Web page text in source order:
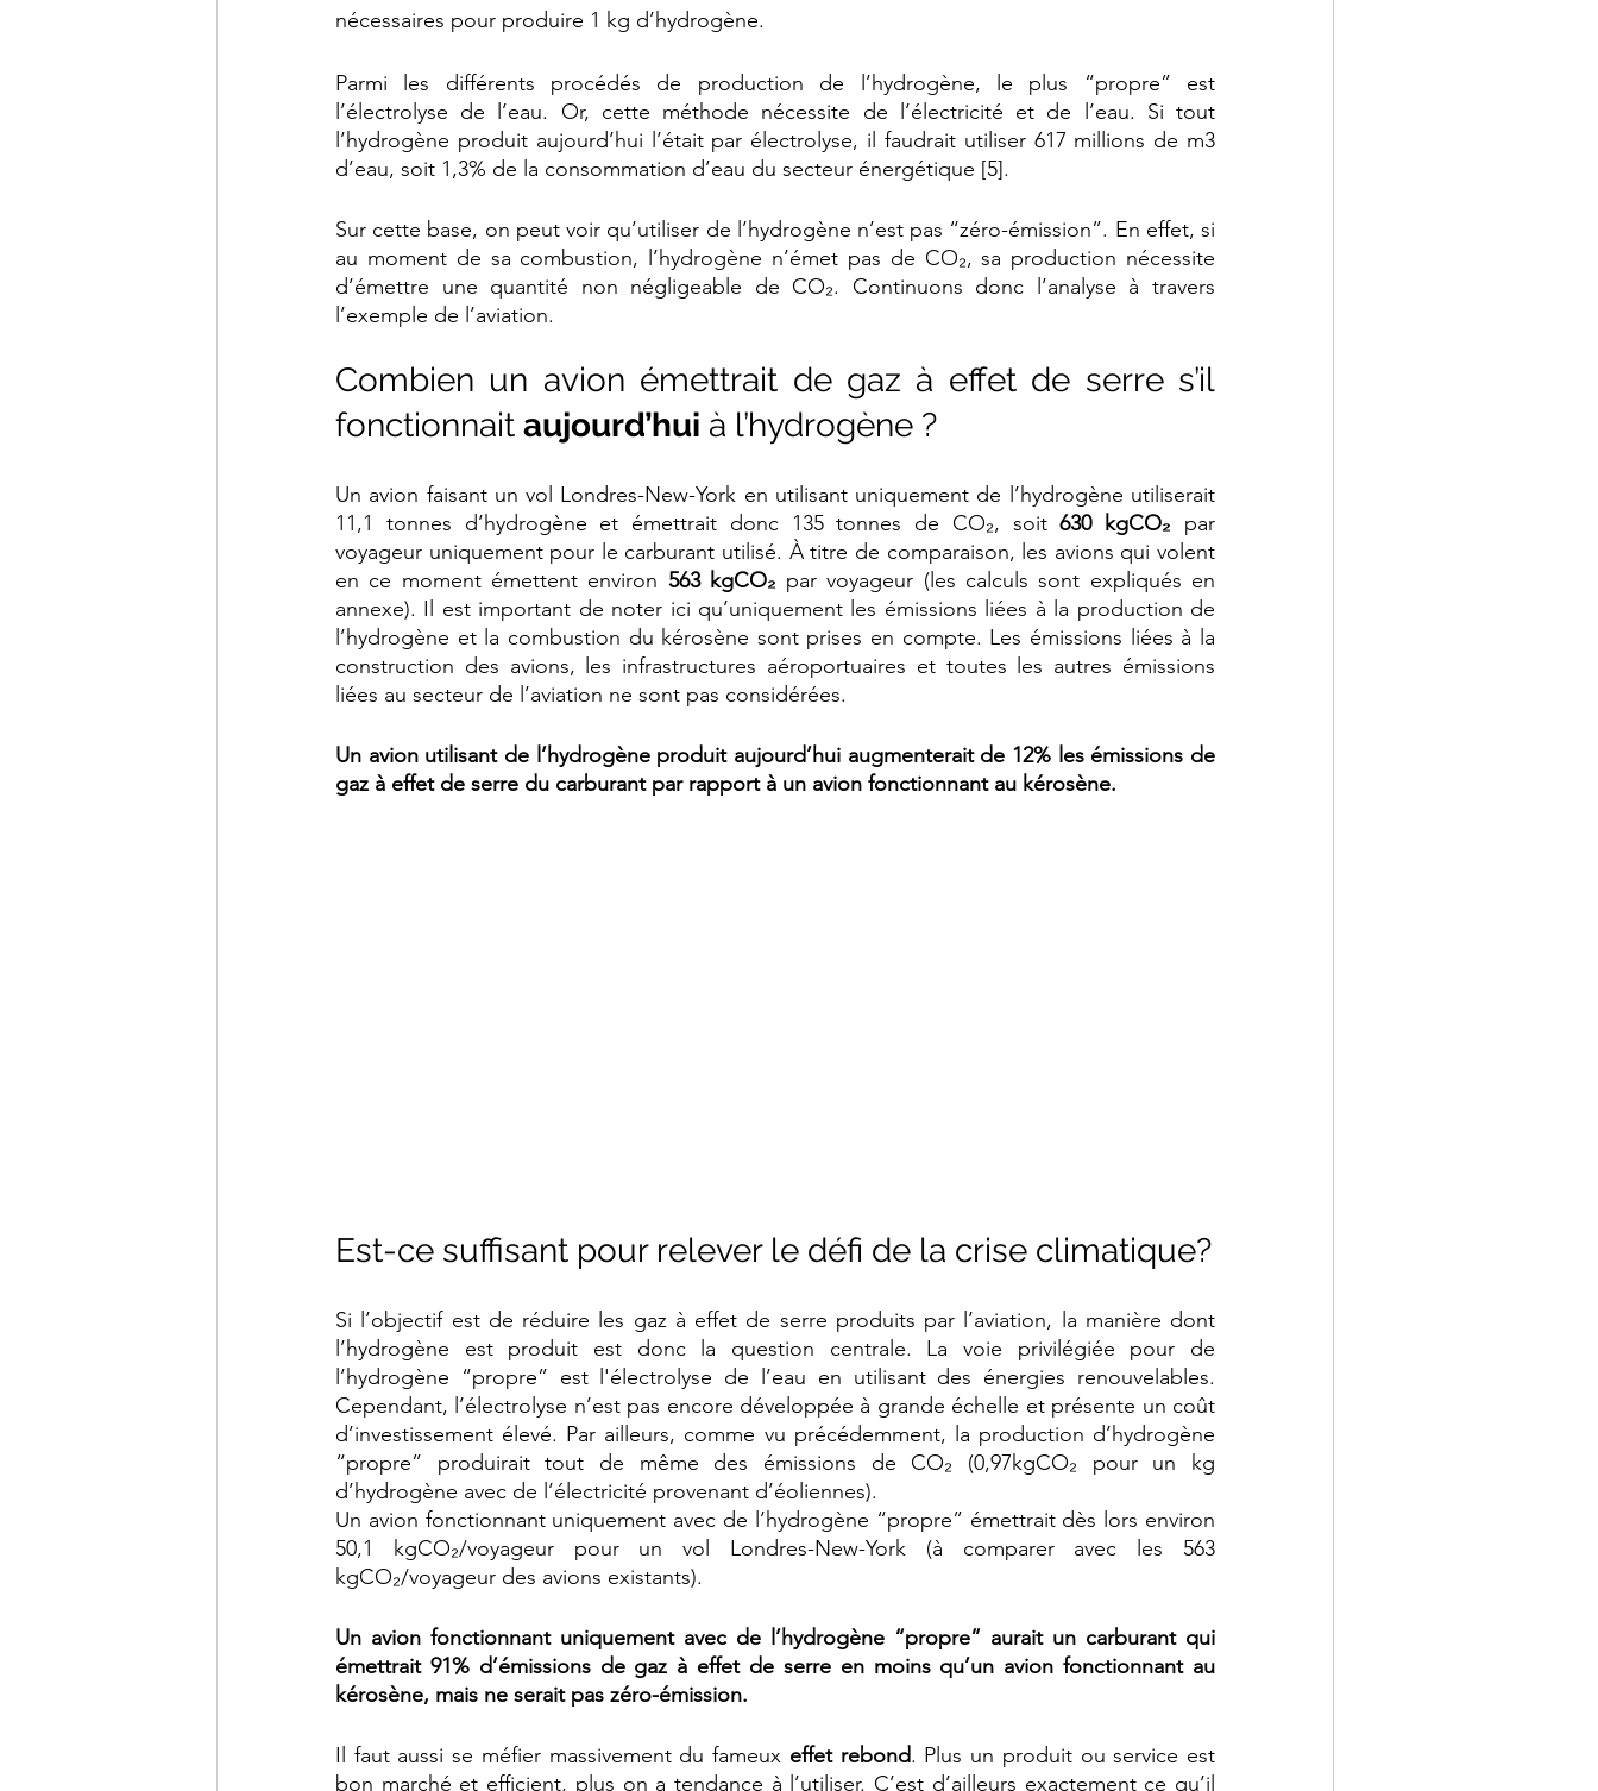
nécessaires pour produire 1 kg d’hydrogène.
Parmi les différents procédés de production de l’hydrogène, le plus “propre” est
l’électrolyse de l’eau. Or, cette méthode nécessite de l’électricité et de l’eau. Si tout
l’hydrogène produit aujourd’hui l’était par électrolyse, il faudrait utiliser 617 millions de m3
d’eau, soit 1,3% de la consommation d’eau du secteur énergétique [5].
Sur cette base, on peut voir qu’utiliser de l’hydrogène n’est pas “zéro-émission”. En effet, si
au moment de sa combustion, l’hydrogène n’émet pas de CO₂, sa production nécessite
d’émettre une quantité non négligeable de CO₂. Continuons donc l’analyse à travers
l’exemple de l’aviation.
Combien un avion émettrait de gaz à effet de serre s’il
fonctionnait aujourd’hui à l’hydrogène ?
Un avion faisant un vol Londres-New-York en utilisant uniquement de l’hydrogène utiliserait
11,1 tonnes d’hydrogène et émettrait donc 135 tonnes de CO₂, soit 630 kgCO₂ par
voyageur uniquement pour le carburant utilisé. À titre de comparaison, les avions qui volent
en ce moment émettent environ 563 kgCO₂ par voyageur (les calculs sont expliqués en
annexe). Il est important de noter ici qu’uniquement les émissions liées à la production de
l’hydrogène et la combustion du kérosène sont prises en compte. Les émissions liées à la
construction des avions, les infrastructures aéroportuaires et toutes les autres émissions
liées au secteur de l’aviation ne sont pas considérées.
Un avion utilisant de l’hydrogène produit aujourd’hui augmenterait de 12% les émissions de
gaz à effet de serre du carburant par rapport à un avion fonctionnant au kérosène.
Est-ce suffisant pour relever le défi de la crise climatique?
Si l’objectif est de réduire les gaz à effet de serre produits par l’aviation, la manière dont
l’hydrogène est produit est donc la question centrale. La voie privilégiée pour de
l’hydrogène “propre” est l'électrolyse de l’eau en utilisant des énergies renouvelables.
Cependant, l’électrolyse n’est pas encore développée à grande échelle et présente un coût
d’investissement élevé. Par ailleurs, comme vu précédemment, la production d’hydrogène
“propre” produirait tout de même des émissions de CO₂ (0,97kgCO₂ pour un kg
d’hydrogène avec de l’électricité provenant d’éoliennes).
Un avion fonctionnant uniquement avec de l’hydrogène “propre” émettrait dès lors environ
50,1 kgCO₂/voyageur pour un vol Londres-New-York (à comparer avec les 563
kgCO₂/voyageur des avions existants).
Un avion fonctionnant uniquement avec de l’hydrogène “propre” aurait un carburant qui
émettrait 91% d’émissions de gaz à effet de serre en moins qu’un avion fonctionnant au
kérosène, mais ne serait pas zéro-émission.
Il faut aussi se méfier massivement du fameux effet rebond. Plus un produit ou service est
bon marché et efficient, plus on a tendance à l’utiliser. C’est d’ailleurs exactement ce qu’il